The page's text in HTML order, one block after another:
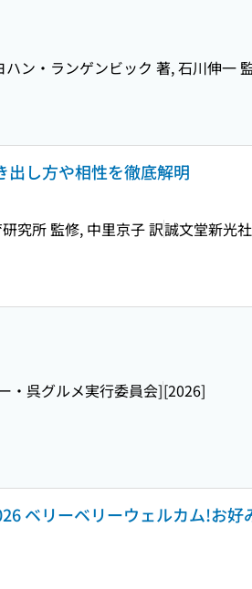
ン・ランゲンビック 著, 石川伸一
出し方や相性を徹底解明
究所 監修, 中里京子 訳誠文堂新光社
・呉グルメ実行委員会][2026]
ベリーベリーウェルカム!お好